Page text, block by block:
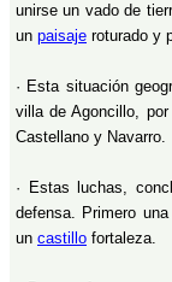
unirse un vado de
un paisaje roturado y
· Esta situación
villa de Agoncillo,
Castellano y Navarro.
· Estas luchas,
defensa. Primero
un castillo fortaleza.